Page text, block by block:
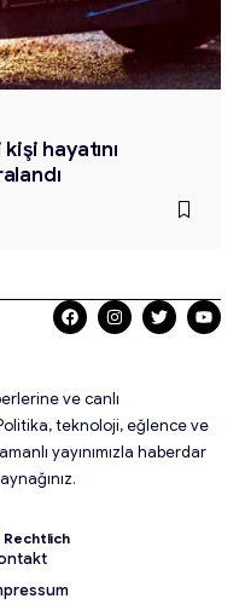
hayatını
ve canlı
teknoloji, eğlence ve
yayınımızla haberdar
Rechtlich